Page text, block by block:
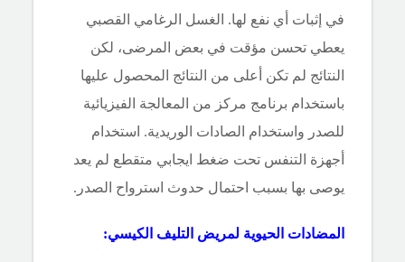
في إثبات أي نفع لها. الغسل الرغامي القصبي
يعطي تحسن مؤقت في بعض المرضى، لكن
النتائج لم تكن أعلى من النتائج المحصول عليها
باستخدام برنامج مركز من المعالجة الفيزيائية
للصدر واستخدام الصادات الوريدية. استخدام
أجهزة التنفس تحت ضغط ايجابي متقطع لم يعد
يوصى بها بسبب احتمال حدوث استرواح الصدر.
المضادات الحيوية لمريض التليف الكيسي: